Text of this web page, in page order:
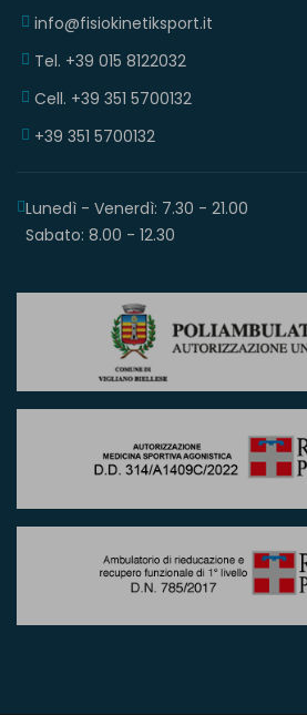
info@fisiokinetiksport.it
Tel. +39 015 8122032
Cell. +39 351 5700132
+39 351 5700132
Lunedì - Venerdì: 7.30 - 21.00
Sabato: 8.00 - 12.30